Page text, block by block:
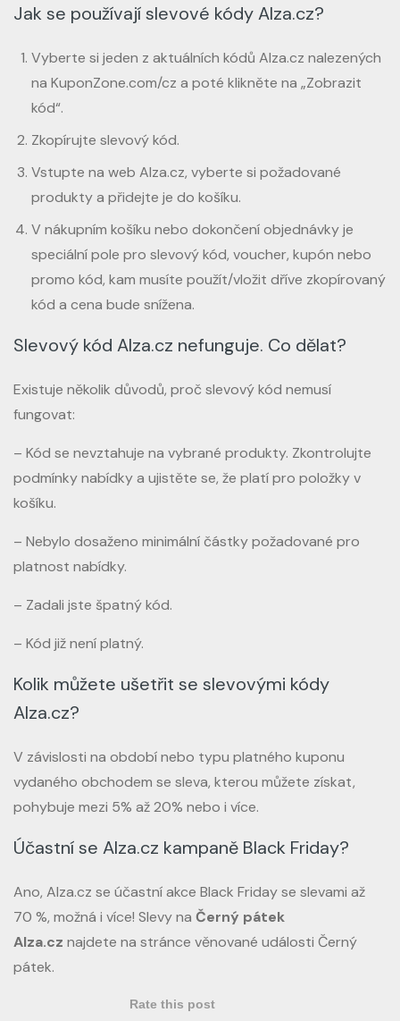
Jak se používají slevové kódy Alza.cz?
Vyberte si jeden z aktuálních kódů Alza.cz nalezených
na KuponZone.com/cz a poté klikněte na „Zobrazit
kód“.
Zkopírujte slevový kód.
Vstupte na web Alza.cz, vyberte si požadované
produkty a přidejte je do košíku.
V nákupním košíku nebo dokončení objednávky je
speciální pole pro slevový kód, voucher, kupón nebo
promo kód, kam musíte použít/vložit dříve zkopírovaný
kód a cena bude snížena.
Slevový kód Alza.cz nefunguje. Co dělat?
Existuje několik důvodů, proč slevový kód nemusí
fungovat:
– Kód se nevztahuje na vybrané produkty. Zkontrolujte
podmínky nabídky a ujistěte se, že platí pro položky v
košíku.
– Nebylo dosaženo minimální částky požadované pro
platnost nabídky.
– Zadali jste špatný kód.
– Kód již není platný.
Kolik můžete ušetřit se slevovými kódy
Alza.cz?
V závislosti na období nebo typu platného kuponu
vydaného obchodem se sleva, kterou můžete získat,
pohybuje mezi 5% až 20% nebo i více.
Účastní se Alza.cz kampaně Black Friday?
Ano, Alza.cz se účastní akce Black Friday se slevami až
70 %, možná i více! Slevy na Černý pátek
Alza.cz najdete na stránce věnované události Černý
pátek.
Rate this post